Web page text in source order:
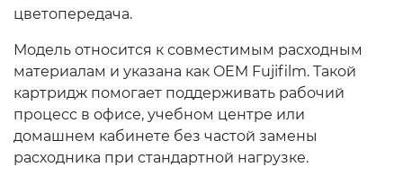
цветопередача.
Модель относится к совместимым расходным
материалам и указана как OEM Fujifilm. Такой
картридж помогает поддерживать рабочий
процесс в офисе, учебном центре или
домашнем кабинете без частой замены
расходника при стандартной нагрузке.